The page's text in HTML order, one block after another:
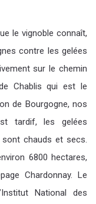
le vignoble connaît,
contre les gelées
sur le chemin
Chablis qui est le
de Bourgogne, nos
tardif, les gelées
chauds et secs.
6800 hectares,
Chardonnay. Le
National des